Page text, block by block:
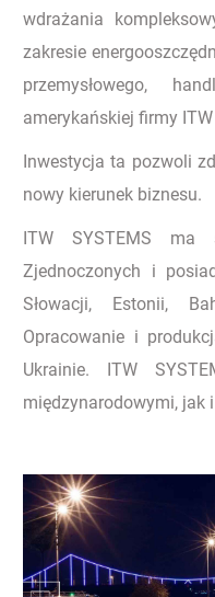
wdrażania
zakresie
przemysłowego,
amerykańskiej firmy ITW
Inwestycja ta pozwoli
nowy kierunek biznesu.
ITW SYSTEMS ma
Zjednoczonych i
Słowacji, Estonii,
Opracowanie i
Ukrainie. ITW
międzynarodowymi, jak